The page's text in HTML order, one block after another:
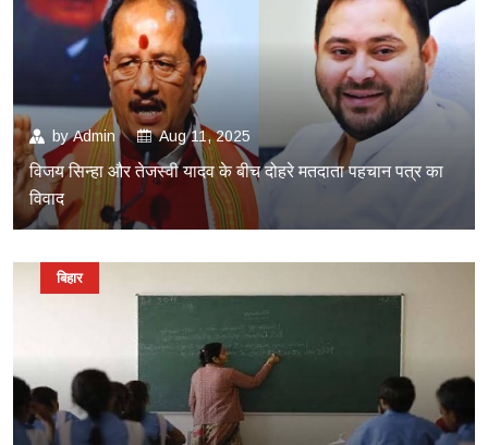
byAdmin Aug 11, 2025
विजय सिन्हा और तेजस्वी यादव के बीच दोहरे मतदाता पहचान पत्र का
विवाद
बिहार